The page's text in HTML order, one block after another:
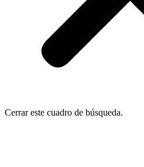
Cerrar este cuadro de búsqueda.